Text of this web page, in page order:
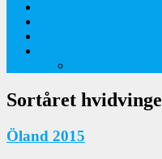
Sortåret hvidvinge
Öland 2015